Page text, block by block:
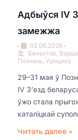
Адбыўся IV
замежжа
• 02.06.2026 •
Беласток
Познань Уроцлаў
29–31 мая ў
IV З’езд
ўжо стала
каталіцкай
Читать далее »